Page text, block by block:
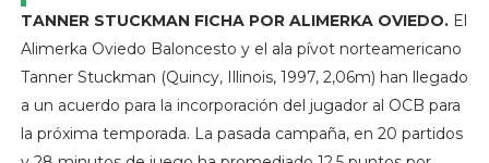
TANNER STUCKMAN FICHA POR ALIMERKA OVIEDO. El
Alimerka Oviedo Baloncesto y el ala pívot norteamericano
Tanner Stuckman (Quincy, Illinois, 1997, 2,06m) han llegado
a un acuerdo para la incorporación del jugador al OCB para
la próxima temporada. La pasada campaña, en 20 partidos